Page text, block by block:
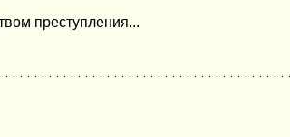
преступления...